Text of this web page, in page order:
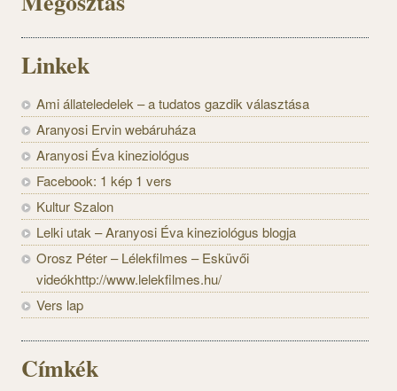
Linkek
Ami állateledelek – a tudatos gazdik választása
Aranyosi Ervin webáruháza
Aranyosi Éva kineziológus
Facebook: 1 kép 1 vers
Kultur Szalon
Lelki utak – Aranyosi Éva kineziológus blogja
Orosz Péter – Lélekfilmes – Esküvői
videókhttp://www.lelekfilmes.hu/
Vers lap
Címkék